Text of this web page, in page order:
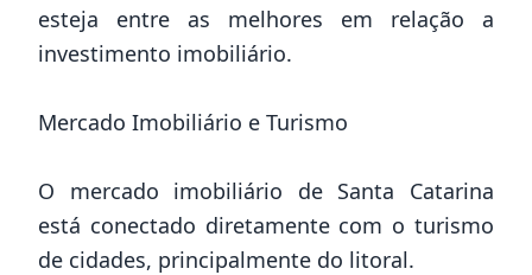
esteja entre as melhores em relação a
investimento imobiliário.
Mercado Imobiliário e Turismo
O mercado imobiliário de Santa Catarina
está conectado diretamente com o turismo
de cidades, principalmente do litoral.